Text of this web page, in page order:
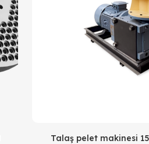
Talaş pelet makinesi